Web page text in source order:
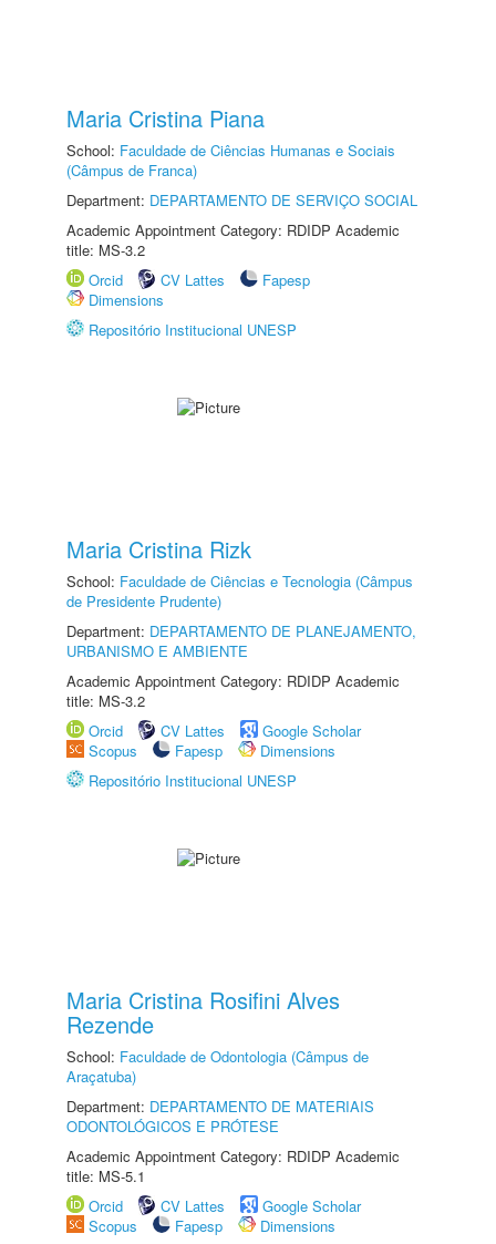
Maria Cristina Piana
School: Faculdade de Ciências Humanas e Sociais
(Câmpus de Franca)
Department: DEPARTAMENTO DE SERVIÇO SOCIAL
Academic Appointment Category: RDIDP Academic
title: MS-3.2
Orcid
CV Lattes
Fapesp
Dimensions
Repositório Institucional UNESP
Maria Cristina Rizk
School: Faculdade de Ciências e Tecnologia (Câmpus
de Presidente Prudente)
Department: DEPARTAMENTO DE PLANEJAMENTO,
URBANISMO E AMBIENTE
Academic Appointment Category: RDIDP Academic
title: MS-3.2
Orcid
CV Lattes
Google Scholar
Scopus
Fapesp
Dimensions
Repositório Institucional UNESP
Maria Cristina Rosifini Alves
Rezende
School: Faculdade de Odontologia (Câmpus de
Araçatuba)
Department: DEPARTAMENTO DE MATERIAIS
ODONTOLÓGICOS E PRÓTESE
Academic Appointment Category: RDIDP Academic
title: MS-5.1
Orcid
CV Lattes
Google Scholar
Scopus
Fapesp
Dimensions